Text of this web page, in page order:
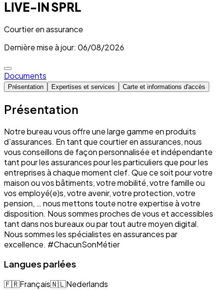
LIVE-IN SPRL
Courtier en assurance
Dernière mise à jour: 06/08/2026
Documents
Présentation Expertises et services Carte et informations d'accès
Présentation
Notre bureau vous offre une large gamme en produits
d’assurances. En tant que courtier en assurances, nous
vous conseillons de façon personnalisée et indépendante
tant pour les assurances pour les particuliers que pour les
entreprises à chaque moment clef. Que ce soit pour votre
maison ou vos bâtiments, votre mobilité, votre famille ou
vos employé(e)s, votre avenir, votre protection, votre
pension, … nous mettons toute notre expertise à votre
disposition. Nous sommes proches de vous et accessibles
tant dans nos bureaux ou par tout autre moyen digital.
Nous sommes les spécialistes en assurances par
excellence. #ChacunSonMétier
Langues parlées
🇫🇷Français🇳🇱Nederlands